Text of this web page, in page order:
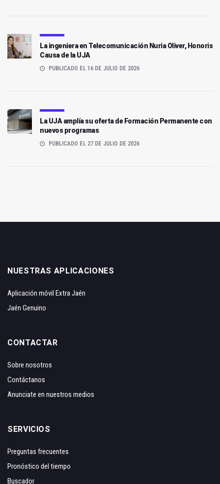
La ingeniera en Telecomunicación Nuria Oliver, Honoris
Causa de la UJA
PUBLICADO EL 16 DE JULIO DE 2026
La UJA amplía su oferta de Formación Permanente con
nuevos programas
PUBLICADO EL 27 DE JULIO DE 2026
NUESTRAS APLICACIONES
Aplicación móvil Extra Jaén
Jaén Genuino
CONTACTAR
Sobre nosotros
Contáctanos
Anunciate en nuestros medios
SERVICIOS
Preguntas frecuentes
Pronóstico del tiempo
Buscador